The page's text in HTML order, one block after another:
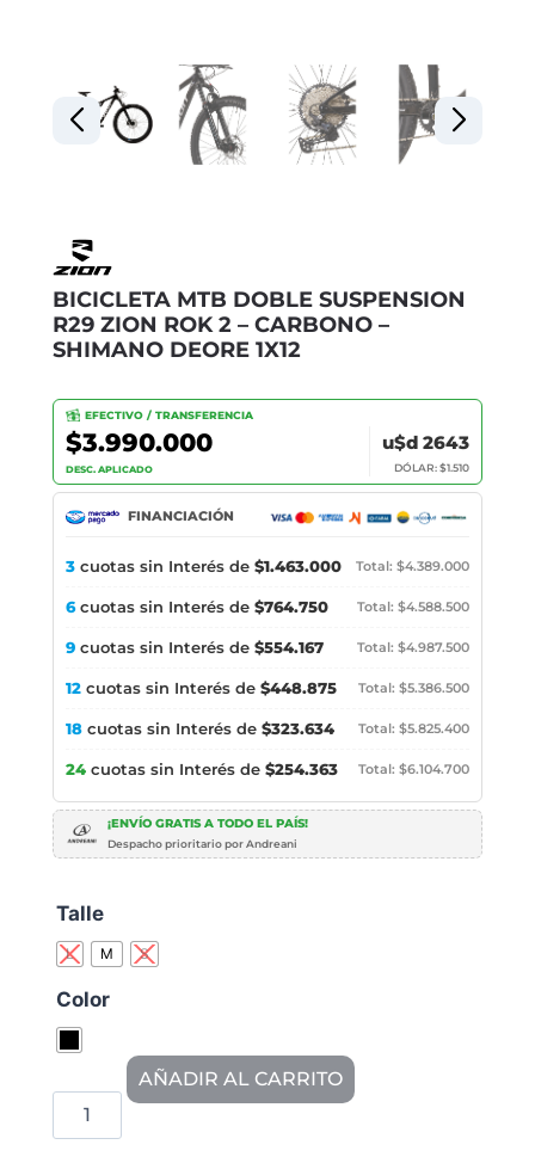
BICICLETA MTB DOBLE SUSPENSION
R29 ZION ROK 2 – CARBONO –
SHIMANO DEORE 1X12
EFECTIVO / TRANSFERENCIA
$3.990.000
DESC. APLICADO
u$d 2643
DÓLAR: $1.510
FINANCIACIÓN
3 cuotas sin Interés de $1.463.000 Total: $4.389.000
6cuotas sin Interés de $764.750 Total: $4.588.500
9 cuotas sin Interés de $554.167 Total: $4.987.500
12 cuotas sin Interés de $448.875 Total: $5.386.500
18 cuotas sin Interés de $323.634 Total: $5.825.400
24 cuotas sin Interés de $254.363 Total: $6.104.700
¡ENVÍO GRATIS A TODO EL PAÍS!
Despacho prioritario por Andreani
Talle
L M S
Color
AÑADIR AL CARRITO